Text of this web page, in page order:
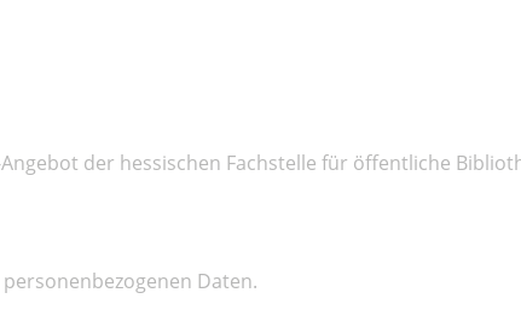
der hessischen Fachstelle für öffentliche
Daten.